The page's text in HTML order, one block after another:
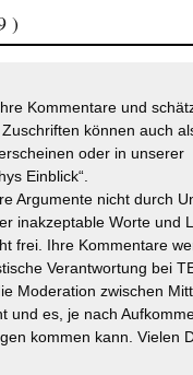
)
Kommentare und
können auch
oder in unserer
Einblick“.
Argumente nicht durch
inakzeptable Worte und
frei. Ihre Kommentare
Verantwortung bei
Moderation zwischen
und es, je nach
kommen kann. Vielen